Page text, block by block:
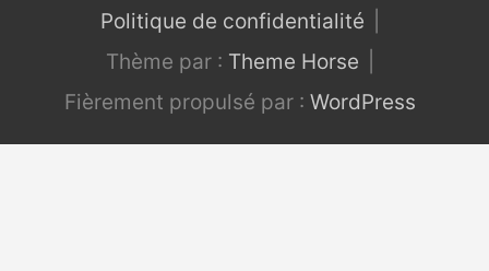
Politique de confidentialité
Thème par : Theme Horse
Fièrement propulsé par : WordPress